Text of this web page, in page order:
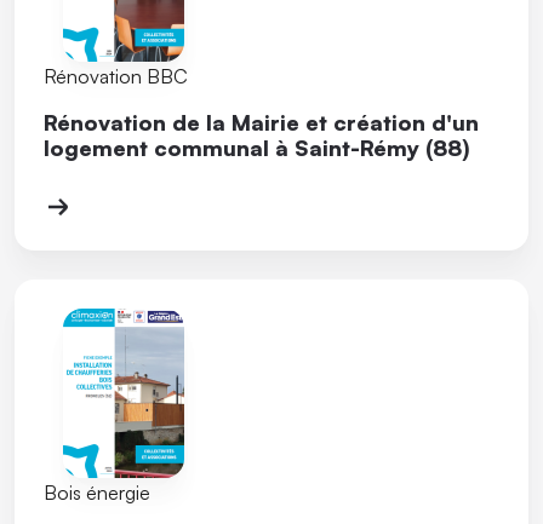
Rénovation BBC
Rénovation de la Mairie et création d'un
logement communal à Saint-Rémy (88)
Bois énergie